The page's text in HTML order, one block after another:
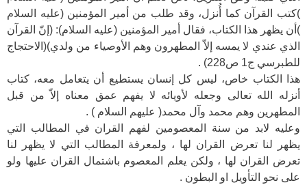
)كتب القرآن كما أُنزل، وقد طلب من أمير المؤمنين (عليه السلام
)أن يظهر هذا الكتاب، فقال أمير المؤمنين (عليه السلام): (إنّ القرآن
الذي عندي لا يمسه إلاّ المطهرون وهم الأوصياء من ولدي)(الاحتجاج
للطبرسي ج1 ص228) .
هذا الكتاب خاص، ليس كل إنسان يستطيع أن يتعامل معه، كتاب
أنزله الله تعالى وجعله لأويائه لا يفهم عمق معناه إلاّ من قبل
المطهرين وهم محمد وآل محمد( عليهم السلام ) .
وعليه لابد من سنة المعصومين لفهم القران في المطالب التي
يظهر لنا تعرض القران لها ، ولمعرفة المطالب التي لا يظهر لنا
تعرض القران لها ، ولكن يعلم المعصوم باشتمال القران عليها ولو
على نحو التأويل او البطون .